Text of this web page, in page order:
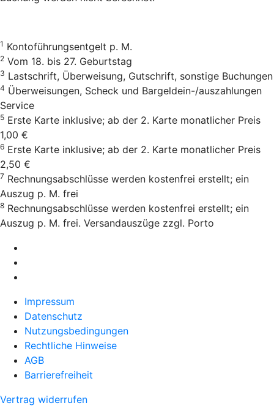
1 Kontoführungsentgelt p. M.
2 Vom 18. bis 27. Geburtstag
3 Lastschrift, Überweisung, Gutschrift, sonstige Buchungen
4 Überweisungen, Scheck und Bargeldein-/auszahlungen
Service
5 Erste Karte inklusive; ab der 2. Karte monatlicher Preis
1,00 €
6 Erste Karte inklusive; ab der 2. Karte monatlicher Preis
2,50 €
7 Rechnungsabschlüsse werden kostenfrei erstellt; ein
Auszug p. M. frei
8 Rechnungsabschlüsse werden kostenfrei erstellt; ein
Auszug p. M. frei. Versandauszüge zzgl. Porto
Impressum
Datenschutz
Nutzungsbedingungen
Rechtliche Hinweise
AGB
Barrierefreiheit
Vertrag widerrufen